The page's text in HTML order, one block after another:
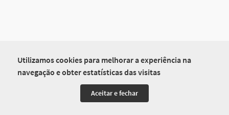
Utilizamos cookies para melhorar a experiência na
navegação e obter estatísticas das visitas
Aceitar e fechar